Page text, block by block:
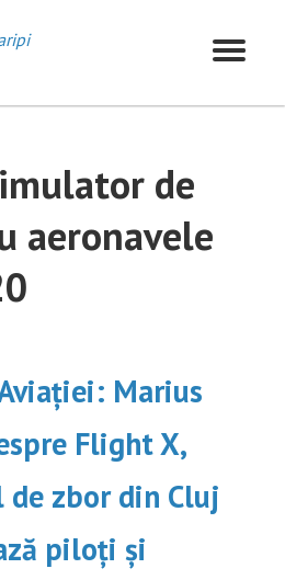
de
aeronavele
Marius
Flight X,
zbor din Cluj
piloți și